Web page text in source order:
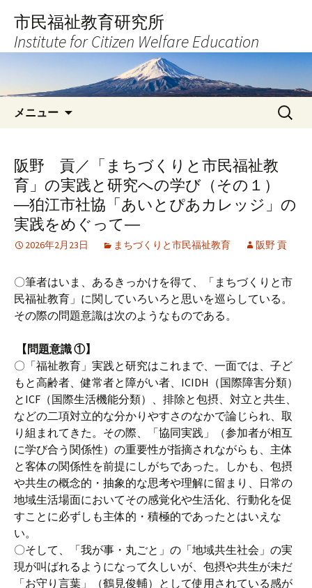
へ
キ
市民福祉教育研究所
Institute for Citizen Welfare Education
メニュー
検
索:
阪野 貢／「まちづくりと市民福祉教
育」の実践と研究への学び（その１）
―狛江市社協「あいとぴあカレッジ」の
実践をめぐって―
2026年2月23日 まちづくりと市民福祉教育 阪野 貢
〇筆者はいま、あるきっかけを得て、「まちづくりと市
民福祉教育」に関していろいろと思いを巡らしている。
その際の問題意識は次のようなものである。
【問題意識 ①】
〇「福祉教育」実践と研究はこれまで、一面では、子ど
もと高齢者、健常者と障がい者、ICIDH（国際障害分類）
とICF（国際生活機能分類）、排除と包摂、対立と共生、
などの二項対立的な分かりやすさのなかで論じられ、取
り組まれてきた。その際、「協同実践」（参加者が相互
に学び合う関係性）の重要性が指摘されながらも、主体
と客体の関係性を前提にしがちであった。しかも、包摂
や共生の概念的・抽象的な思考や理解に留まり、日常の
地域生活場面においてその感覚化や生活化、行動化を促
すことに必ずしも主体的・積極的であったとはいえな
い。
〇そして、「我が事・丸ごと」の「地域共生社会」の実
現が叫ばれるようになって久しいが、包摂や共生が未だ
「お守り言葉」（鶴見俊輔）として使用されている感が